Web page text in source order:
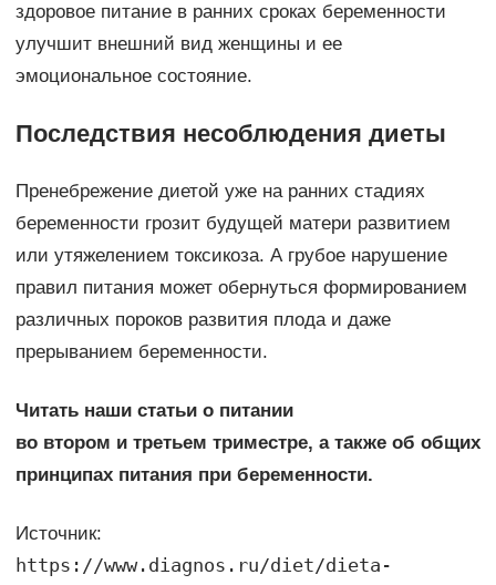
здоровое питание в ранних сроках беременности
улучшит внешний вид женщины и ее
эмоциональное состояние.
Последствия несоблюдения диеты
Пренебрежение диетой уже на ранних стадиях
беременности грозит будущей матери развитием
или утяжелением токсикоза. А грубое нарушение
правил питания может обернуться формированием
различных пороков развития плода и даже
прерыванием беременности.
Читать наши статьи о питании
во втором итретьем триместре, а также об общих
принципах питания при беременности.
Источник:
https://www.diagnos.ru/diet/dieta-